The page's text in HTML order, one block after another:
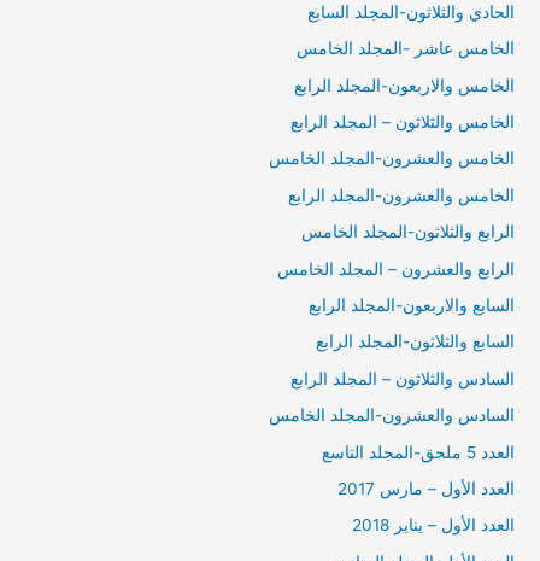
الحادي والثلاثون-المجلد السابع
الخامس عاشر -المجلد الخامس
الخامس والاربعون-المجلد الرابع
الخامس والثلاثون – المجلد الرابع
الخامس والعشرون-المجلد الخامس
الخامس والعشرون-المجلد الرابع
الرابع والثلاثون-المجلد الخامس
الرابع والعشرون – المجلد الخامس
السابع والاربعون-المجلد الرابع
السابع والثلاثون-المجلد الرابع
السادس والثلاثون – المجلد الرابع
السادس والعشرون-المجلد الخامس
العدد 5 ملحق-المجلد التاسع
العدد الأول – مارس 2017
العدد الأول – يناير 2018